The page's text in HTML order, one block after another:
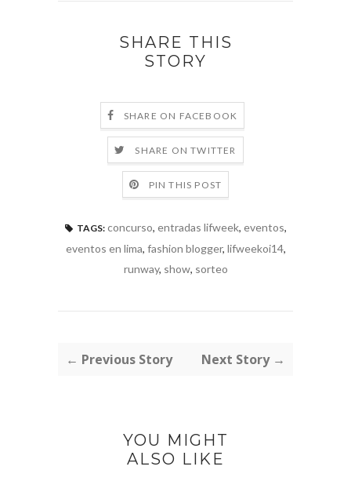
SHARE THIS
STORY
SHARE ON FACEBOOK
SHARE ON TWITTER
PIN THIS POST
TAGS: concurso, entradas lifweek, eventos,
eventos en lima, fashion blogger, lifweekoi14,
runway, show, sorteo
← Previous Story Next Story →
YOU MIGHT
ALSO LIKE